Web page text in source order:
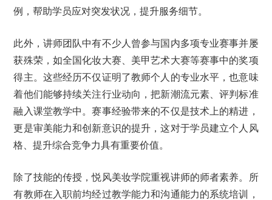
例，帮助学员应对突发状况，提升服务细节。
此外，讲师团队中有不少人曾参与国内多项专业赛事并屡
获殊荣，如全国化妆大赛、美甲艺术大赛等赛事中的奖项
得主。这些经历不仅证明了教师个人的专业水平，也意味
着他们能够持续关注行业动向，把新潮流元素、评判标准
融入课堂教学中。赛事经验带来的不仅是技术上的精进，
更是审美能力和创新意识的提升，这对于学员建立个人风
格、提升综合竞争力具有重要价值。
除了技能的传授，悦风美妆学院重视讲师的师者素养。所
有教师在入职前均经过教学能力和沟通能力的系统培训，